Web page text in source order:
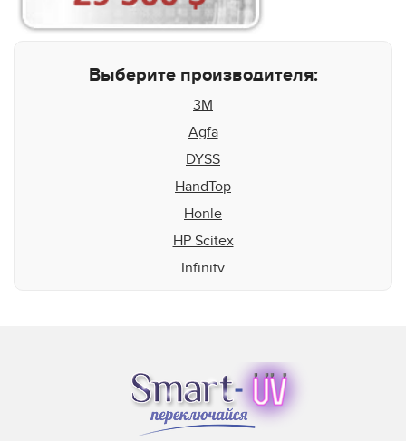
Выберите производителя:
3M
Agfa
DYSS
HandTop
Honle
HP Scitex
Infinity
Leggett & Platt
Mark Andy
Matan